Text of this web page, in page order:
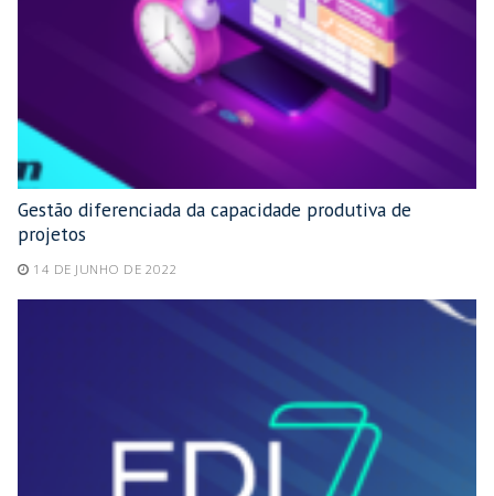
Gestão diferenciada da capacidade produtiva de
projetos
14 DE JUNHO DE 2022